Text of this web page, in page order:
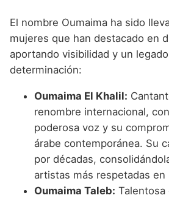
El nombre Oumaima ha sido
mujeres que han destacado en
aportando visibilidad y un
determinación:
Oumaima El Khalil:
renombre internacional,
poderosa voz y su
árabe contemporánea. Su
por décadas,
artistas más respetadas en
Oumaima Taleb: